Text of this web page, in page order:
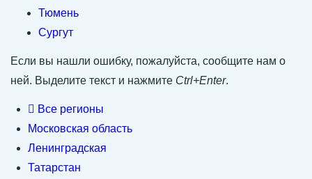
Тюмень
Сургут
Если вы нашли ошибку, пожалуйста, сообщите нам о
ней. Выделите текст и нажмите Ctrl+Enter.
Все регионы
Московская область
Ленинградская
Татарстан